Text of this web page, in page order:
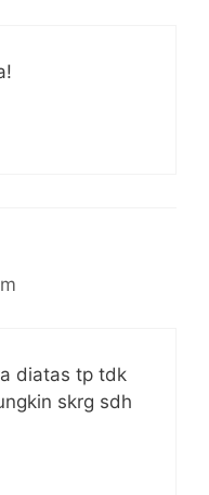
diatas tp tdk
skrg sdh